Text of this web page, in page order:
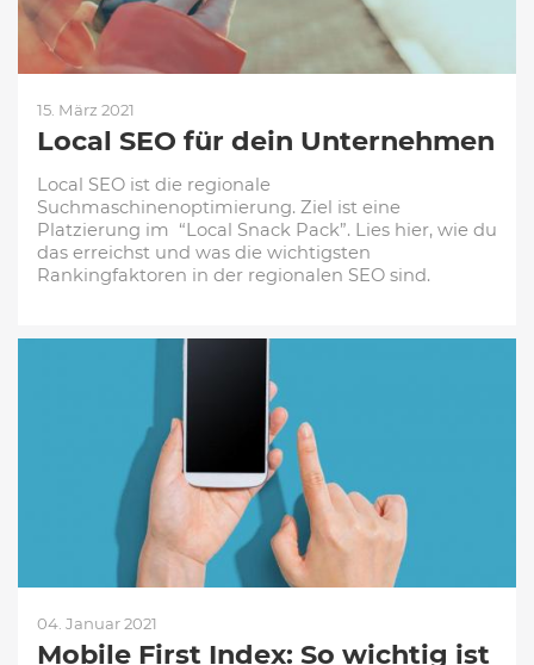
15. März 2021
Local SEO für dein Unternehmen
Local SEO ist die regionale
Suchmaschinenoptimierung. Ziel ist eine
Platzierung im “Local Snack Pack”. Lies hier, wie du
das erreichst und was die wichtigsten
Rankingfaktoren in der regionalen SEO sind.
04. Januar 2021
Mobile First Index: So wichtig ist